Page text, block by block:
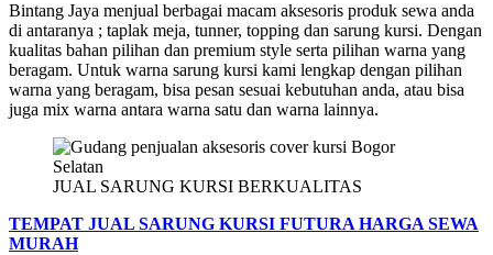
Bintang Jaya menjual berbagai macam aksesoris produk sewa anda
di antaranya ; taplak meja, tunner, topping dan sarung kursi. Dengan
kualitas bahan pilihan dan premium style serta pilihan warna yang
beragam. Untuk warna sarung kursi kami lengkap dengan pilihan
warna yang beragam, bisa pesan sesuai kebutuhan anda, atau bisa
juga mix warna antara warna satu dan warna lainnya.
JUAL SARUNG KURSI BERKUALITAS
TEMPAT JUAL SARUNG KURSI FUTURA HARGA SEWA
MURAH